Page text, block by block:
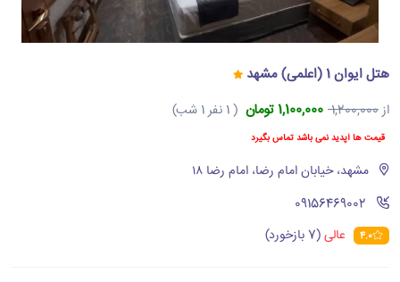
هتل ایوان 1 (اعلمی) مشهد
از1,200,000 1,100,000 تومان ( 1 نفر 1 شب)
قیمت ها آپدید نمی باشد تماس بگیرد
مشهد، خیابان امام رضا، امام رضا ۱۸
‪09156469002‬
4.0 عالی(7 بازخورد)